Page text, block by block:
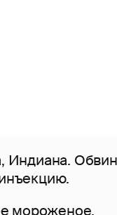
Индиана.
мороженое.